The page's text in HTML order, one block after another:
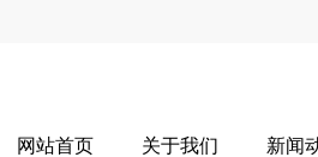
网站首页 关于我们 新闻